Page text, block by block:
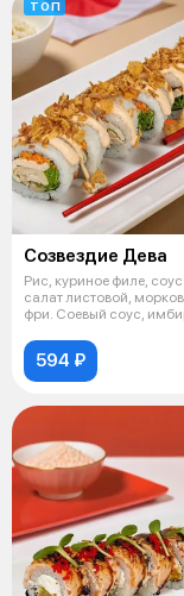
ТОП
Созвездие Дева
Рис, куриное филе,
салат листовой,
фри. Соевый соус,
594 ₽